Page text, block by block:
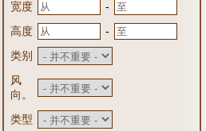
宽度
-
高度
-
类别
风
向。
类型